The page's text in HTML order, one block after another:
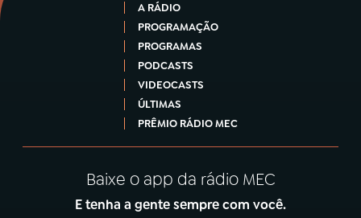
A RÁDIO
PROGRAMAÇÃO
PROGRAMAS
PODCASTS
VIDEOCASTS
ÚLTIMAS
PRÊMIO RÁDIO MEC
Baixe o app da rádio MEC
E tenha a gente sempre com você.